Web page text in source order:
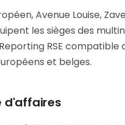
Avenue Louise,
les sièges des
RSE compatible
et belges.
d'affaires